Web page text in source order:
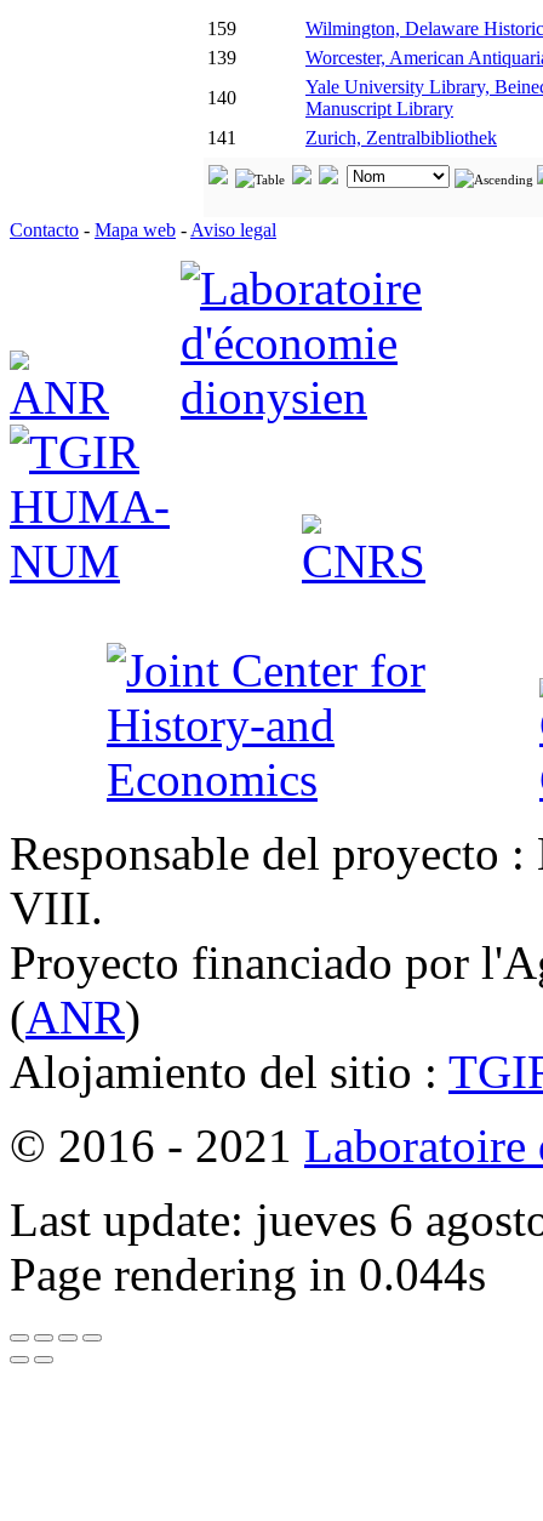
159
Wilmington, Delaware
139
Worcester, American
140
Yale University Library,
Manuscript Library
141
Zurich, Zentralbibliothek
Contacto - Mapa web - Aviso legal
Responsable del proyecto
VIII.
Proyecto financiado por
(ANR)
Alojamiento del sitio :
© 2016 - 2021 Laboratoire
Last update: jueves 6
Page rendering in 0.044s